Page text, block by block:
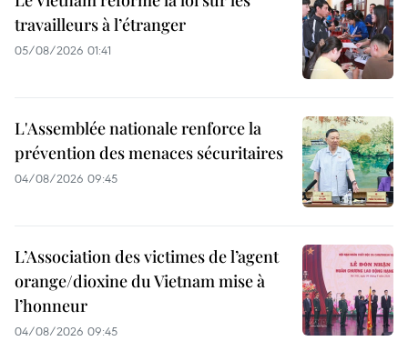
travailleurs à l’étranger
05/08/2026 01:41
L'Assemblée nationale renforce la
prévention des menaces sécuritaires
04/08/2026 09:45
L’Association des victimes de l’agent
orange/dioxine du Vietnam mise à
l’honneur
04/08/2026 09:45